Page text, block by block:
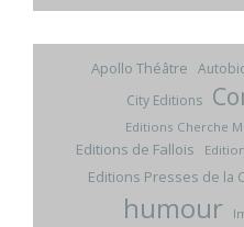
Apollo Théâtre
City Editions
Editions Cherche
Editions de Fallois
Editions Presses de la
humour